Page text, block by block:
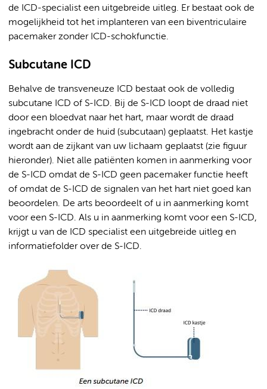
de ICD-specialist een uitgebreide uitleg. Er bestaat ook de
mogelijkheid tot het implanteren van een biventriculaire
pacemaker zonder ICD-schokfunctie.
Subcutane ICD
Behalve de transveneuze ICD bestaat ook de volledig
subcutane ICD of S-ICD. Bij de S-ICD loopt de draad niet
door een bloedvat naar het hart, maar wordt de draad
ingebracht onder de huid (subcutaan) geplaatst. Het kastje
wordt aan de zijkant van uw lichaam geplaatst (zie figuur
hieronder). Niet alle patiënten komen in aanmerking voor
de S-ICD omdat de S-ICD geen pacemaker functie heeft
of omdat de S-ICD de signalen van het hart niet goed kan
beoordelen. De arts beoordeelt of u in aanmerking komt
voor een S-ICD. Als u in aanmerking komt voor een S-ICD,
krijgt u van de ICD specialist een uitgebreide uitleg en
informatiefolder over de S-ICD.